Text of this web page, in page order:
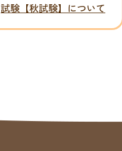
試験【秋試験】について